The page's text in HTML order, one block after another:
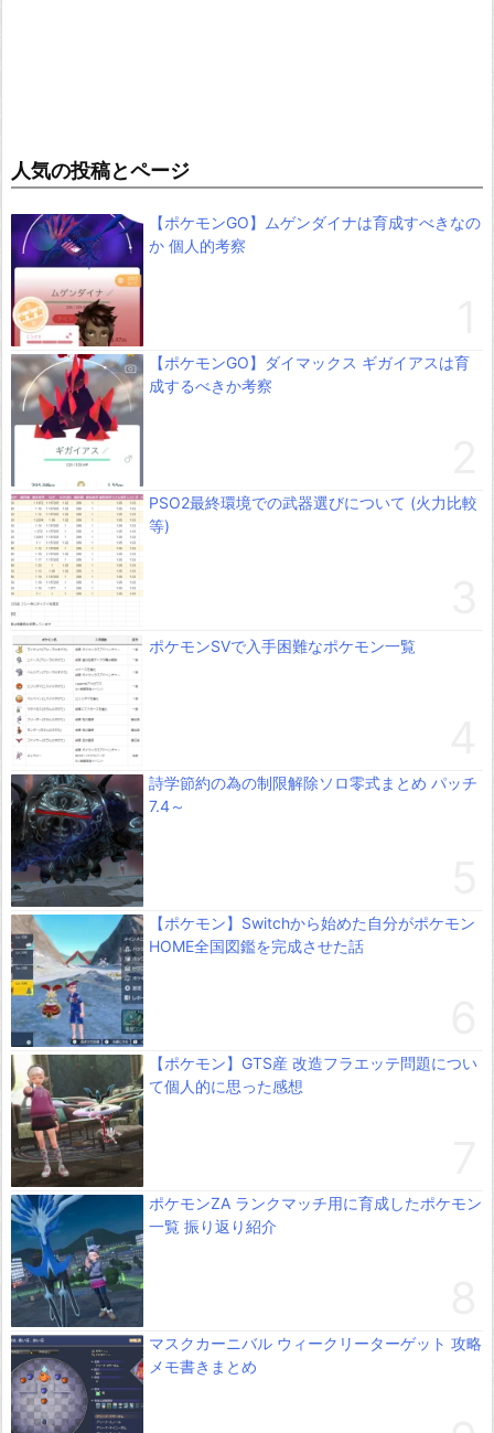
人気の投稿とページ
【ポケモンGO】ムゲンダイナは育成すべきなの
か 個人的考察
【ポケモンGO】ダイマックス ギガイアスは育
成するべきか考察
PSO2最終環境での武器選びについて (火力比較
等)
ポケモンSVで入手困難なポケモン一覧
詩学節約の為の制限解除ソロ零式まとめ パッチ
7.4～
【ポケモン】Switchから始めた自分がポケモン
HOME全国図鑑を完成させた話
【ポケモン】GTS産 改造フラエッテ問題につい
て個人的に思った感想
ポケモンZA ランクマッチ用に育成したポケモン
一覧 振り返り紹介
マスクカーニバル ウィークリーターゲット 攻略
メモ書きまとめ